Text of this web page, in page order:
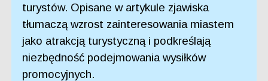
turystów. Opisane w artykule zjawiska
tłumaczą wzrost zainteresowania miastem
jako atrakcją turystyczną i podkreślają
niezbędność podejmowania wysiłków
promocyjnych.